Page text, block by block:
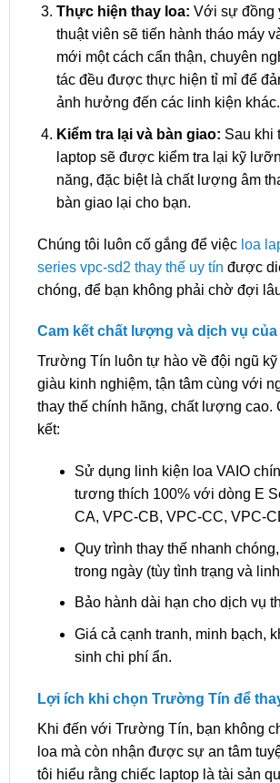
Thực hiện thay loa: Với sự đồng
thuật viên sẽ tiến hành tháo máy
mới một cách cẩn thận, chuyên
tác đều được thực hiện tỉ mỉ để
ảnh hưởng đến các linh kiện khác.
Kiểm tra lại và bàn giao: Sau khi
laptop sẽ được kiểm tra lại kỹ
năng, đặc biệt là chất lượng âm
bàn giao lại cho bạn.
Chúng tôi luôn cố gắng để việc loa
series vpc-sd2 thay thế uy tín được
chóng, để bạn không phải chờ đợi
Cam kết chất lượng và dịch vụ
Trường Tín luôn tự hào về đội ngũ kỹ
giàu kinh nghiệm, tận tâm cùng với
thay thế chính hãng, chất lượng cao.
kết:
Sử dụng linh kiện loa VAIO
tương thích 100% với dòng E
CA, VPC-CB, VPC-CC, VPC-
Quy trình thay thế nhanh
trong ngày (tùy tình trạng và
Bảo hành dài hạn cho dịch vụ
Giá cả cạnh tranh, minh bạch,
sinh chi phí ẩn.
Lợi ích khi chọn Trường Tín để
Khi đến với Trường Tín, bạn không
loa mà còn nhận được sự an tâm
tôi hiểu rằng chiếc laptop là tài sản